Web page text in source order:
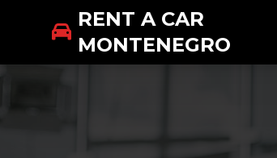
RENT A CAR
MONTENEGRO